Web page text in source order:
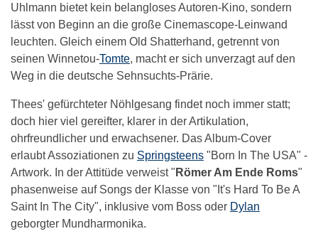
Uhlmann bietet kein belangloses Autoren-Kino, sondern
lässt von Beginn an die große Cinemascope-Leinwand
leuchten. Gleich einem Old Shatterhand, getrennt von
seinen Winnetou-Tomte, macht er sich unverzagt auf den
Weg in die deutsche Sehnsuchts-Prärie.
Thees' gefürchteter Nöhlgesang findet noch immer statt;
doch hier viel gereifter, klarer in der Artikulation,
ohrfreundlicher und erwachsener. Das Album-Cover
erlaubt Assoziationen zu Springsteens "Born In The USA" -
Artwork. In der Attitüde verweist " Römer Am Ende Roms"
phasenweise auf Songs der Klasse von "It's Hard To Be A
Saint In The City", inklusive vom Boss oder Dylan
geborgter Mundharmonika.